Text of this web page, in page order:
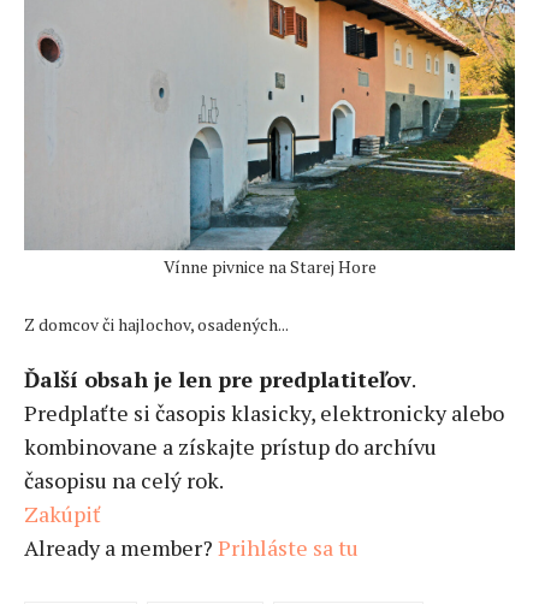
Vínne pivnice na Starej Hore
Z domcov či hajlochov, osadených...
Ďalší obsah je len pre predplatiteľov.
Predplaťte si časopis klasicky, elektronicky alebo
kombinovane a získajte prístup do archívu
časopisu na celý rok.
Zakúpiť
Already a member? Prihláste sa tu